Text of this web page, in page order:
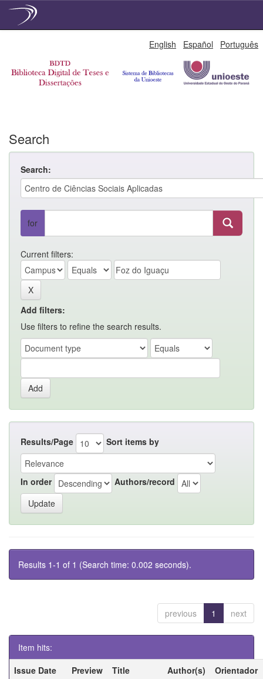
English Español Português
Search
Search:
for
Current filters:
Add filters:
Use filters to refine the search results.
Results/Page Sort items by
In order Authors/record
Results 1-1 of 1 (Search time: 0.002 seconds).
previous 1 next
Item hits:
Issue Date
Preview Title Author(s)
Orientador